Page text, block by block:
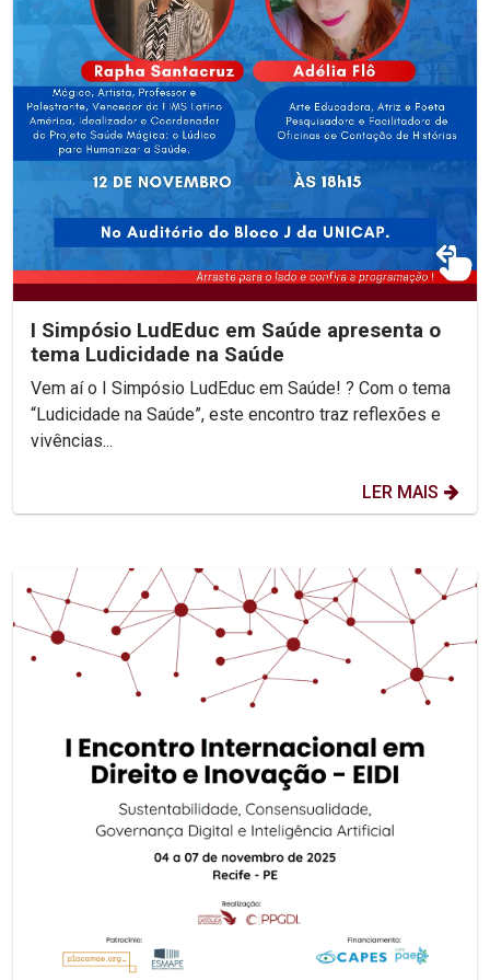
I Simpósio LudEduc em Saúde apresenta o
tema Ludicidade na Saúde
Vem aí o I Simpósio LudEduc em Saúde! ? Com o tema
“Ludicidade na Saúde”, este encontro traz reflexões e
vivências...
LER MAIS